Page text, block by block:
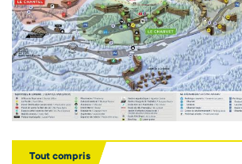
Tout compris